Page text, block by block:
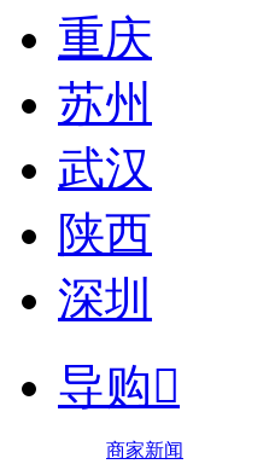
重庆
苏州
武汉
陕西
深圳
导购
商家新闻